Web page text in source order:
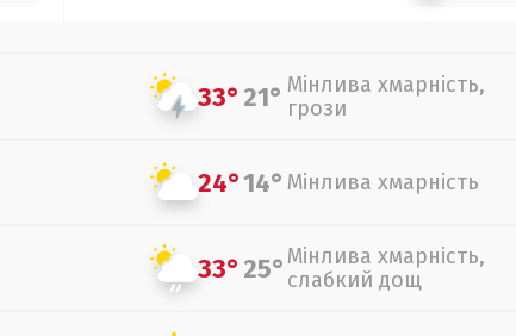
33°21° Мінлива хмарність,
грози
24°14° Мінлива хмарність
33°25°Мінлива хмарність,
слабкий дощ